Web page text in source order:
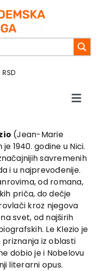
Toggle
(Jean-Marie
1940. godine u Nici.
savremenih
i u najprevođenije.
od romana,
priča, do dečje
kroz njegova
svet, od najširih
Le Klezio je
iz oblasti
dobio je i Nobelovu
literarni opus.